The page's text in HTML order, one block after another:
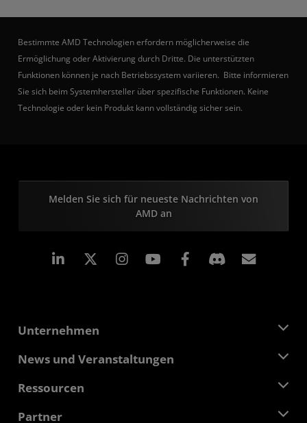
Bestimmte AMD Technologien erfordern möglicherweise die
Ermöglichung oder Aktivierung durch Dritte. Die unterstützten
Funktionen können je nach Betriebssystem variieren. Bitte informieren
Sie sich beim Systemhersteller über spezifische Funktionen. Keine
Technologie oder kein Produkt kann vollständig sicher sein.
Melden Sie sich für neueste Nachrichten von
AMD an
LinkedIn Instagram Facebook
Unternehmen
Über AMD
Verantwortung
News und Veranstaltungen
Pressebereich
Mediathek
Ressourcen
Developer Central
Partner